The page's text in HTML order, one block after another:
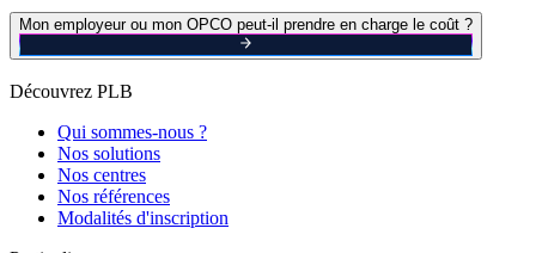
Mon employeur ou mon OPCO peut-il prendre en charge le coût ?
Découvrez PLB
Qui sommes-nous ?
Nos solutions
Nos centres
Nos références
Modalités d'inscription